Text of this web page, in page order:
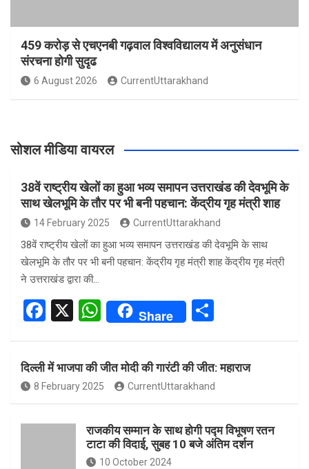
459 करोड़ से एचएनबी गढ़वाल विश्वविद्यालय में अनुसंधान
संरचना होगी सुदृढ
6 August 2026 CurrentUttarakhand
सोशल मीडिया वायरल
38वें राष्ट्रीय खेलों का हुआ भव्य समापन उत्तराखंड की देवभूमि के
साथ खेलभूमि के तौर पर भी बनी पहचान: केंद्रीय गृह मंत्री शाह
14 February 2025 CurrentUttarakhand
38वें राष्ट्रीय खेलों का हुआ भव्य समापन उत्तराखंड की देवभूमि के साथ
खेलभूमि के तौर पर भी बनी पहचान: केंद्रीय गृह मंत्री शाह केंद्रीय गृह मंत्री
ने उत्तराखंड द्वारा की…
F
ce
b
o
o
X
W
at
s
A
p
p
Share
e
दिल्ली में भाजपा की जीत मोदी की गारंटी की जीत: महाराज
8 February 2025 CurrentUttarakhand
राजकीय सम्मान के साथ होगी पद्म विभूषण रतन
टाटा की विदाई, सुबह 10 बजे अंतिम दर्शन
10 October 2024